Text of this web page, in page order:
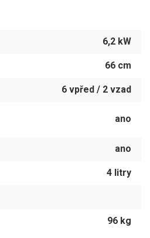
6,2 kW
66 cm
6 vpřed / 2 vzad
ano
ano
4 litry
96 kg